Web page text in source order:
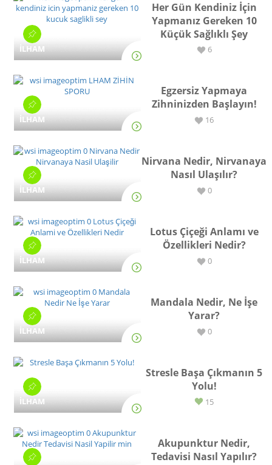
İLHAM
Her Gün Kendiniz İçin
Yapmanız Gereken 10
Küçük Sağlıklı Şey
6
İLHAM
Egzersiz Yapmaya
Zihninizden Başlayın!
16
İLHAM
Nirvana Nedir, Nirvanaya
Nasıl Ulaşılır?
0
İLHAM
Lotus Çiçeği Anlamı ve
Özellikleri Nedir?
0
İLHAM
Mandala Nedir, Ne İşe
Yarar?
0
İLHAM
Stresle Başa Çıkmanın 5
Yolu!
15
Akupunktur Nedir,
Tedavisi Nasıl Yapılır?